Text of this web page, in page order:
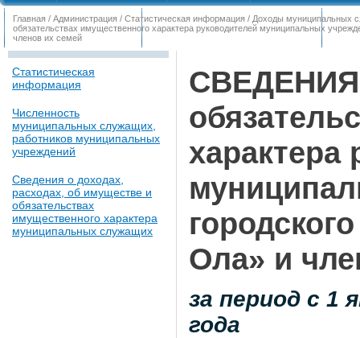
Обращения граждан Общественные обсуждения
Главная / Администрация / Статистическая информация / Доходы муниципальных
обязательствах имущественного характера руководителей муниципальных
членов их семей
Статистическая
информация
Численность
муниципальных служащих,
работников муниципальных
учреждений
Сведения о доходах,
расходах, об имуществе и
обязательствах
имущественного характера
муниципальных служащих
СВЕДЕНИЯ
характера
Ола» и
за период с 1
года